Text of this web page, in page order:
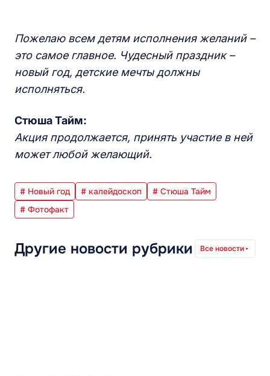
Пожелаю всем детям исполнения желаний –
это самое главное. Чудесный праздник –
новый год, детские мечты должны
исполняться.
Стюша Тайм:
Акция продолжается, принять участие в ней
может любой желающий.
# Новый год # калейдоскоп
# Стюша Тайм
# Фотофакт
Другие новости рубрики Все новости